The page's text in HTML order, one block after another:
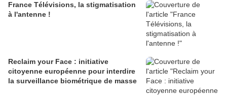
France Télévisions, la stigmatisation
à l'antenne !
Reclaim your Face : initiative
citoyenne européenne pour interdire
la surveillance biométrique de masse